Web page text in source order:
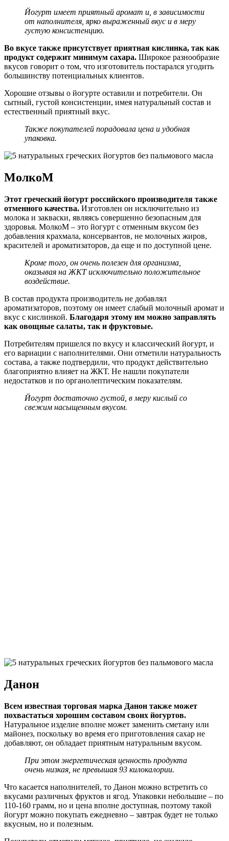
Йогурт имеет приятный аромат и, в зависимости
от наполнителя, ярко выраженный вкус и в меру
густую консистенцию.
Во вкусе также присутствует приятная кислинка, так как
продукт содержит минимум сахара. Широкое разнообразие
вкусов говорит о том, что изготовитель постарался угодить
большинству потенциальных клиентов.
Хорошие отзывы о йогурте оставили и потребители. Он
сытный, густой консистенции, имея натуральный состав и
естественный приятный вкус.
Также покупателей порадовала цена и удобная
упаковка.
МолкоМ
Этот греческий йогурт российского производителя также
отменного качества. Изготовлен он исключительно из
молока и закваски, являясь совершенно безопасным для
здоровья. МолкоМ – это йогурт с отменным вкусом без
добавления крахмала, консервантов, не молочных жиров,
красителей и ароматизаторов, да еще и по доступной цене.
Кроме того, он очень полезен для организма,
оказывая на ЖКТ исключительно положительное
воздействие.
В состав продукта производитель не добавлял
ароматизаторов, поэтому он имеет слабый молочный аромат и
вкус с кислинкой. Благодаря этому им можно заправлять
как овощные салаты, так и фруктовые.
Потребителям пришелся по вкусу и классический йогурт, и
его вариации с наполнителями. Они отметили натуральность
состава, а также подтвердили, что продукт действительно
благоприятно влияет на ЖКТ. Не нашли покупатели
недостатков и по органолептическим показателям.
Йогурт достаточно густой, в меру кислый со
свежим насыщенным вкусом.
Данон
Всем известная торговая марка Данон также может
похвастаться хорошим составом своих йогуртов.
Натуральное изделие вполне может заменить сметану или
майонез, поскольку во время его приготовления сахар не
добавляют, он обладает приятным натуральным вкусом.
При этом энергетическая ценность продукта
очень низкая, не превышая 93 килокалории.
Что касается наполнителей, то Данон можно встретить со
вкусами различных фруктов и ягод. Упаковки небольшие – по
110-160 грамм, но и цена вполне доступная, поэтому такой
йогурт можно покупать ежедневно – завтрак будет не только
вкусным, но и полезным.